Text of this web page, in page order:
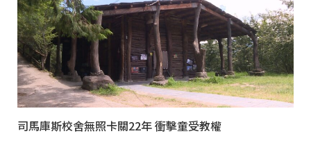
司馬庫斯校舍無照卡關22年 衝擊童受教權